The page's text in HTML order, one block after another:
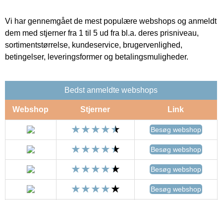
Vi har gennemgået de mest populære webshops og anmeldt
dem med stjerner fra 1 til 5 ud fra bl.a. deres prisniveau,
sortimentstørrelse, kundeservice, brugervenlighed,
betingelser, leveringsformer og betalingsmuligheder.
Bedst anmeldte webshops
Webshop Stjerner Link
Besøg webshop
Besøg webshop
Besøg webshop
Besøg webshop